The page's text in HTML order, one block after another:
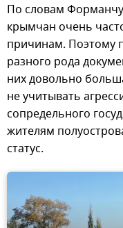
По словам
крымчан очень
причинам. Поэтому
разного рода
них довольно
не учитывать
сопредельного
жителям
статус.